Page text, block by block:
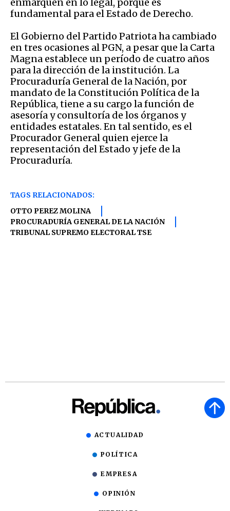
fundamental para el Estado de Derecho.
El Gobierno del Partido Patriota ha cambiado
en tres ocasiones al PGN, a pesar que la Carta
Magna establece un período de cuatro años
para la dirección de la institución. La
Procuraduría General de la Nación, por
mandato de la Constitución Política de la
República, tiene a su cargo la función de
asesoría y consultoría de los órganos y
entidades estatales. En tal sentido, es el
Procurador General quien ejerce la
representación del Estado y jefe de la
Procuraduría.
TAGS RELACIONADOS:
OTTO PEREZ MOLINA
PROCURADURÍA GENERAL DE LA NACIÓN
TRIBUNAL SUPREMO ELECTORAL TSE
ACTUALIDAD
POLÍTICA
EMPRESA
OPINIÓN